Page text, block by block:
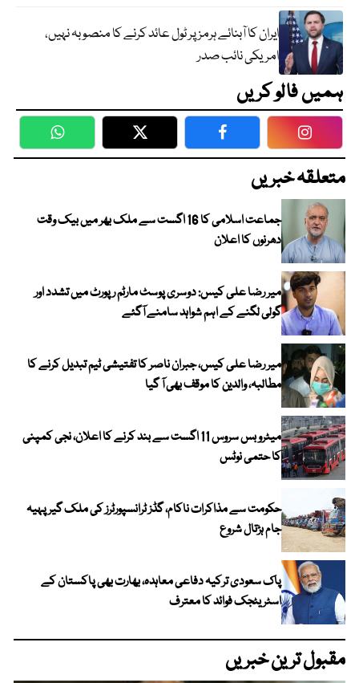
ایران کا آبنائے ہرمز پر ٹول عائد کرنے کا منصوبہ نہیں،
امریکی نائب صدر
ہمیں فالو کریں
WhatsApp Twitter Facebook
متعلقہ خبریں
جماعت اسلامی کا 16 اگست سے ملک بھر میں بیک وقت
دھرنوں کا اعلان
میر رضا علی کیس: دوسری پوسٹ مارٹم رپورٹ میں تشدد اور
گولی لگنے کے اہم شواہد سامنے آگئے
میر رضا علی کیس، جبران ناصر کا تفتیشی ٹیم تبدیل کرنے کا
مطالبہ، والدین کا موقف بھی آ گیا
میٹرو بس سروس 11 اگست سے بند کرنے کا اعلان، نجی کمپنی
کا حتمی نوٹس
حکومت سے مذاکرات ناکام، گڈز ٹرانسپورٹرز کی ملک گیر پہیہ
جام ہڑتال شروع
پاک سعودی ترکیہ دفاعی معاہدہ، بھارت بھی پاکستان کے
اسٹریٹجک فوائد کا معترف
مقبول ترین خبریں